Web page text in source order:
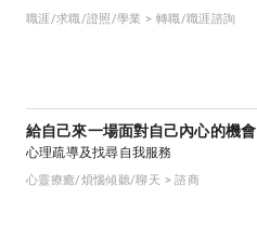
職涯/求職/證照/學業 > 轉職/職涯諮詢
給自己來一場面對自己內心的機會
心理疏導及找尋自我服務
心靈療癒/煩惱傾聽/聊天 > 諮商